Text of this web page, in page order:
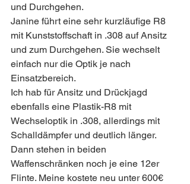
und Durchgehen.
Janine führt eine sehr kurzläufige R8
mit Kunststoffschaft in .308 auf Ansitz
und zum Durchgehen. Sie wechselt
einfach nur die Optik je nach
Einsatzbereich.
Ich hab für Ansitz und Drückjagd
ebenfalls eine Plastik-R8 mit
Wechseloptik in .308, allerdings mit
Schalldämpfer und deutlich länger.
Dann stehen in beiden
Waffenschränken noch je eine 12er
Flinte. Meine kostete neu unter 600€